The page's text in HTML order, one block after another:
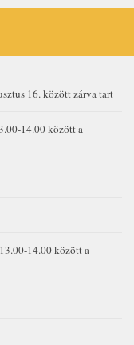
16. között zárva tart
14.00 között a
14.00 között a